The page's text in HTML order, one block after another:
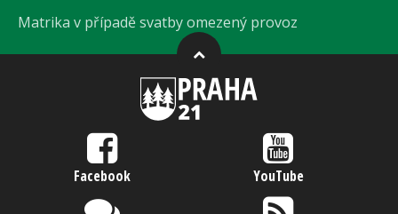
Matrika v případě svatby omezený provoz
Facebook YouTube